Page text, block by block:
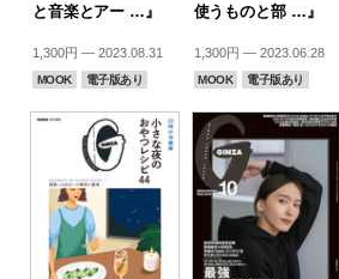
と音楽とアー …』
1,300円 — 2023.08.31
MOOK 電子版あり
使うものと部 …』
1,300円 — 2023.06.28
MOOK 電子版あり